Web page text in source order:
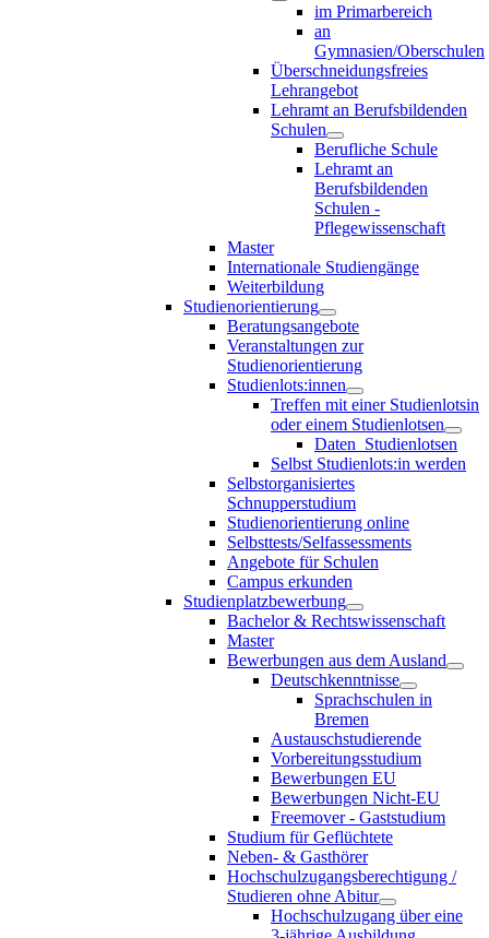
im Primarbereich
an
Gymnasien/Oberschulen
Überschneidungsfreies
Lehrangebot
Lehramt an Berufsbildenden
Schulen
Berufliche Schule
Lehramt an
Berufsbildenden
Schulen -
Pflegewissenschaft
Master
Internationale Studiengänge
Weiterbildung
Studienorientierung
Beratungsangebote
Veranstaltungen zur
Studienorientierung
Studienlots:innen
Treffen mit einer Studienlotsin
oder einem Studienlotsen
Daten_Studienlotsen
Selbst Studienlots:in werden
Selbstorganisiertes
Schnupperstudium
Studienorientierung online
Selbsttests/Selfassessments
Angebote für Schulen
Campus erkunden
Studienplatzbewerbung
Bachelor & Rechtswissenschaft
Master
Bewerbungen aus dem Ausland
Deutschkenntnisse
Sprachschulen in
Bremen
Austauschstudierende
Vorbereitungsstudium
Bewerbungen EU
Bewerbungen Nicht-EU
Freemover - Gaststudium
Studium für Geflüchtete
Neben- & Gasthörer
Hochschulzugangsberechtigung /
Studieren ohne Abitur
Hochschulzugang über eine